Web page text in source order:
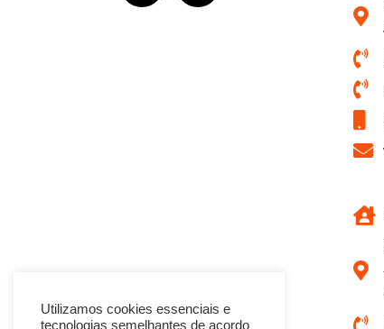
Utilizamos cookies essenciais e
tecnologias semelhantes de acordo